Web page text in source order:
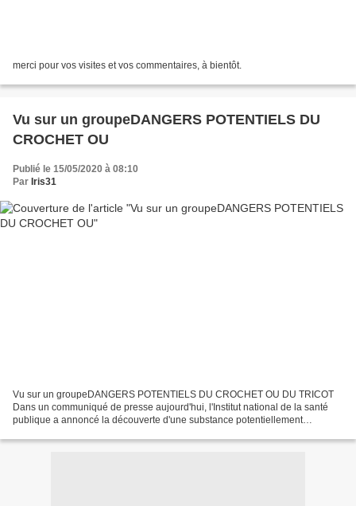
merci pour vos visites et vos commentaires, à bientôt.
Vu sur un groupeDANGERS POTENTIELS DU
CROCHET OU
Publié le 15/05/2020 à 08:10
Par Iris31
Vu sur un groupeDANGERS POTENTIELS DU CROCHET OU DU TRICOT
Dans un communiqué de presse aujourd'hui, l'Institut national de la santé
publique a annoncé la découverte d'une substance potentiellement